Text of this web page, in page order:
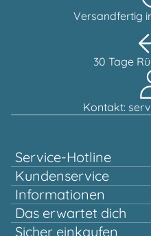
Versandfertig
30 Tage
Kontakt:
Service-Hotline
Unterstützung und Beratung
0151 58707657
Kundenservice
Informationen
Das erwartet dich
Schnelles einkaufen
Sicher einkaufen